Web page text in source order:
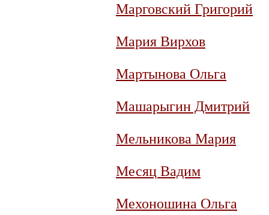
Марговский Григорий
Мария Вирхов
Мартынова Ольга
Машарыгин Дмитрий
Мельникова Мария
Месяц Вадим
Мехоношина Ольга